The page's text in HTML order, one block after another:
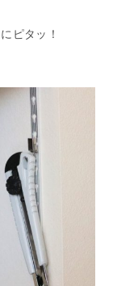
ピタッ！